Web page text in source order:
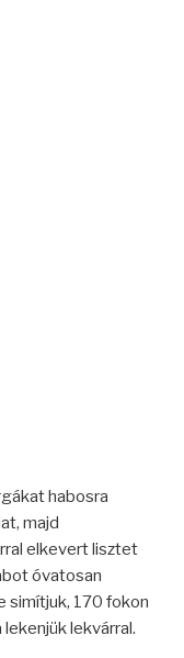
habosra
majd
elkevert lisztet
óvatosan
simítjuk, 170 fokon
lekvárral.